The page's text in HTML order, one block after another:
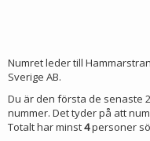
Numret leder till
Sverige AB.
Du är den första de senaste
nummer. Det tyder på att
Totalt har minst4personer